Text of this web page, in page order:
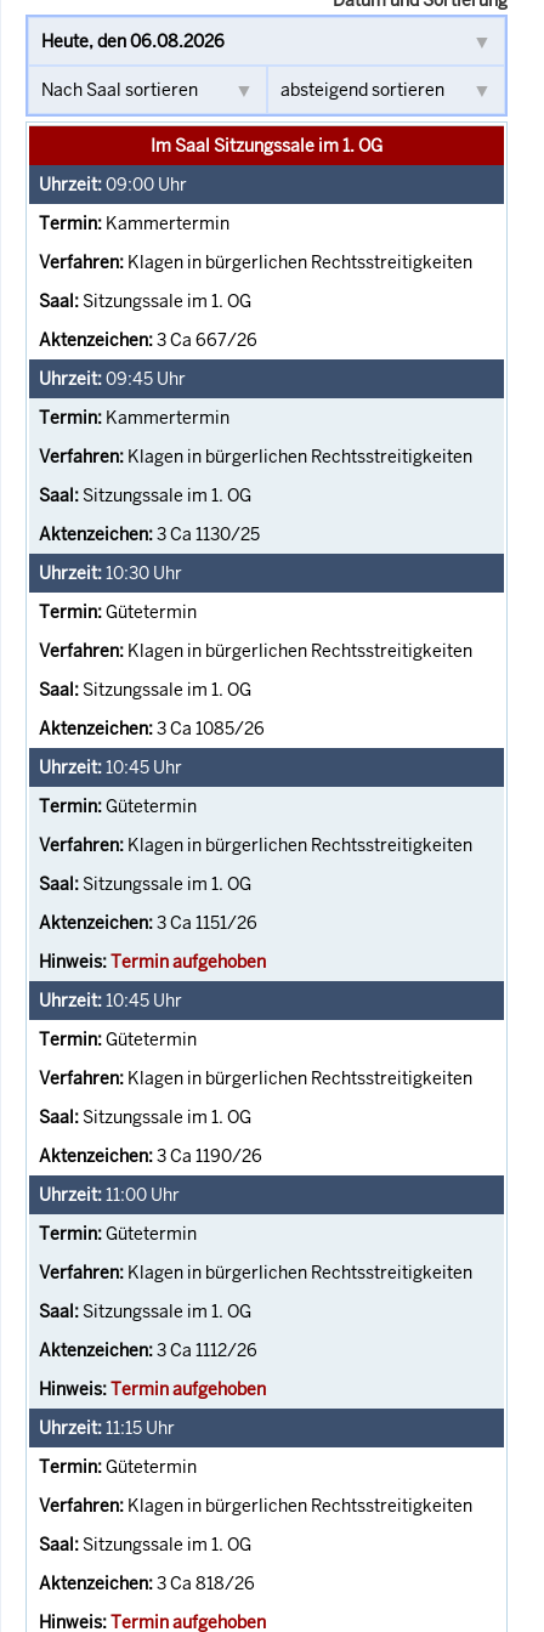
Im Saal Sitzungssale im 1. OG
09:00 Uhr
Kammertermin
Klagen in bürgerlichen Rechtsstreitigkeiten
Sitzungssale im 1. OG
3 Ca 667/26
09:45 Uhr
Kammertermin
Klagen in bürgerlichen Rechtsstreitigkeiten
Sitzungssale im 1. OG
3 Ca 1130/25
10:30 Uhr
Gütetermin
Klagen in bürgerlichen Rechtsstreitigkeiten
Sitzungssale im 1. OG
3 Ca 1085/26
10:45 Uhr
Gütetermin
Klagen in bürgerlichen Rechtsstreitigkeiten
Sitzungssale im 1. OG
3 Ca 1151/26
Termin aufgehoben
10:45 Uhr
Gütetermin
Klagen in bürgerlichen Rechtsstreitigkeiten
Sitzungssale im 1. OG
3 Ca 1190/26
11:00 Uhr
Gütetermin
Klagen in bürgerlichen Rechtsstreitigkeiten
Sitzungssale im 1. OG
3 Ca 1112/26
Termin aufgehoben
11:15 Uhr
Gütetermin
Klagen in bürgerlichen Rechtsstreitigkeiten
Sitzungssale im 1. OG
3 Ca 818/26
Termin aufgehoben